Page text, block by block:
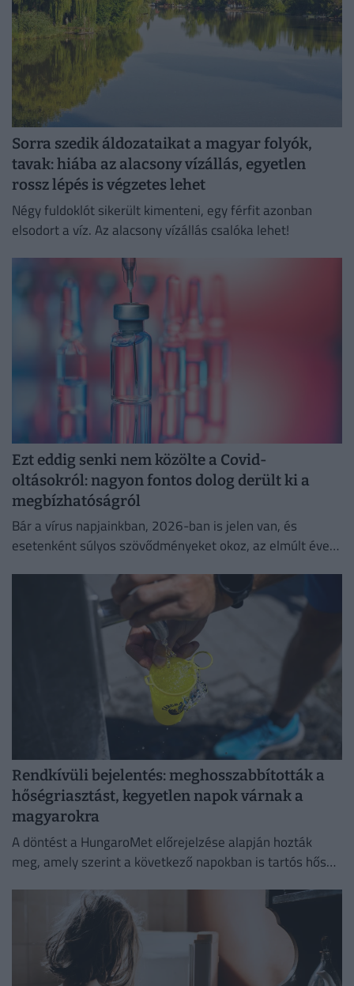
Sorra szedik áldozataikat a magyar folyók,
tavak: hiába az alacsony vízállás, egyetlen
rossz lépés is végzetes lehet
Négy fuldoklót sikerült kimenteni, egy férfit azonban
elsodort a víz. Az alacsony vízállás csalóka lehet!
Ezt eddig senki nem közölte a Covid-
oltásokról: nagyon fontos dolog derült ki a
megbízhatóságról
Bár a vírus napjainkban, 2026-ban is jelen van, és
esetenként súlyos szövődményeket okoz, az elmúlt évek
biztonságosságát.
Rendkívüli bejelentés: meghosszabbították a
hőségriasztást, kegyetlen napok várnak a
magyarokra
A döntést a HungaroMet előrejelzése alapján hozták
meg, amely szerint a következő napokban is tartós hőség